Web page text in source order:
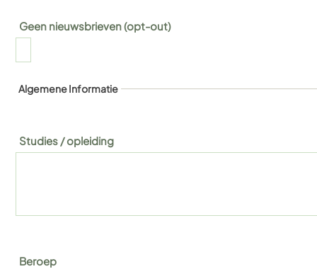
Geen nieuwsbrieven (opt-out)
Algemene Informatie
Studies / opleiding
Beroep